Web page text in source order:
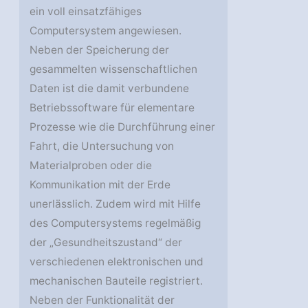
ein voll einsatzfähiges
Computersystem angewiesen.
Neben der Speicherung der
gesammelten wissenschaftlichen
Daten ist die damit verbundene
Betriebssoftware für elementare
Prozesse wie die Durchführung einer
Fahrt, die Untersuchung von
Materialproben oder die
Kommunikation mit der Erde
unerlässlich. Zudem wird mit Hilfe
des Computersystems regelmäßig
der „Gesundheitszustand“ der
verschiedenen elektronischen und
mechanischen Bauteile registriert.
Neben der Funktionalität der